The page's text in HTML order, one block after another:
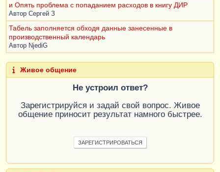
и Опять проблема с попаданием расходов в книгу ДИР
Автор Сергей З
Табель заполняется обходя данные занесенные в
производственный календарь
Автор NjediG
Живое общение
Не устроил ответ?
Зарегистрируйся и задай свой вопрос. Живое
общение приносит результат намного быстрее.
ЗАРЕГИСТРИРОВАТЬСЯ